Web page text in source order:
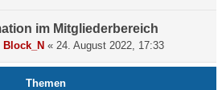
im Mitgliederbereich
Block_N « 24. August 2022, 17:33
Themen